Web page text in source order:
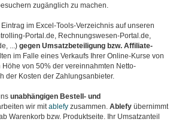
zugänglich zu machen.
im Excel-Tools-Verzeichnis auf unseren
Portal.de, Rechnungswesen-Portal.de,
...) gegen Umsatzbeteiligung bzw. Affiliate-
im Falle eines Verkaufs Ihrer Online-Kurse von
Höhe von 50% der vereinnahmten Netto-
der Kosten der Zahlungsanbieter.
unabhängigen Bestell- und
wir mitablefy zusammen. Ablefy übernimmt
Warenkorb bzw. Produktseite. Ihr Umsatzanteil